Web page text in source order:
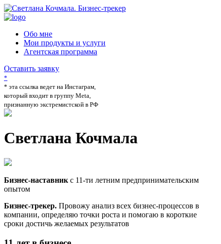
Обо мне
Мои продукты и услуги
Агентская программа
Оставить заявку
*
* эта ссылка ведет на Инстаграм,
который входит в группу Meta,
признанную экстремистской в РФ
Светлана Кочмала
Бизнес-наставник с 11-ти летним предпринимательским
опытом
Бизнес-трекер. Провожу анализ всех бизнес-процессов в
компании, определяю точки роста и помогаю в короткие
сроки достичь желаемых результатов